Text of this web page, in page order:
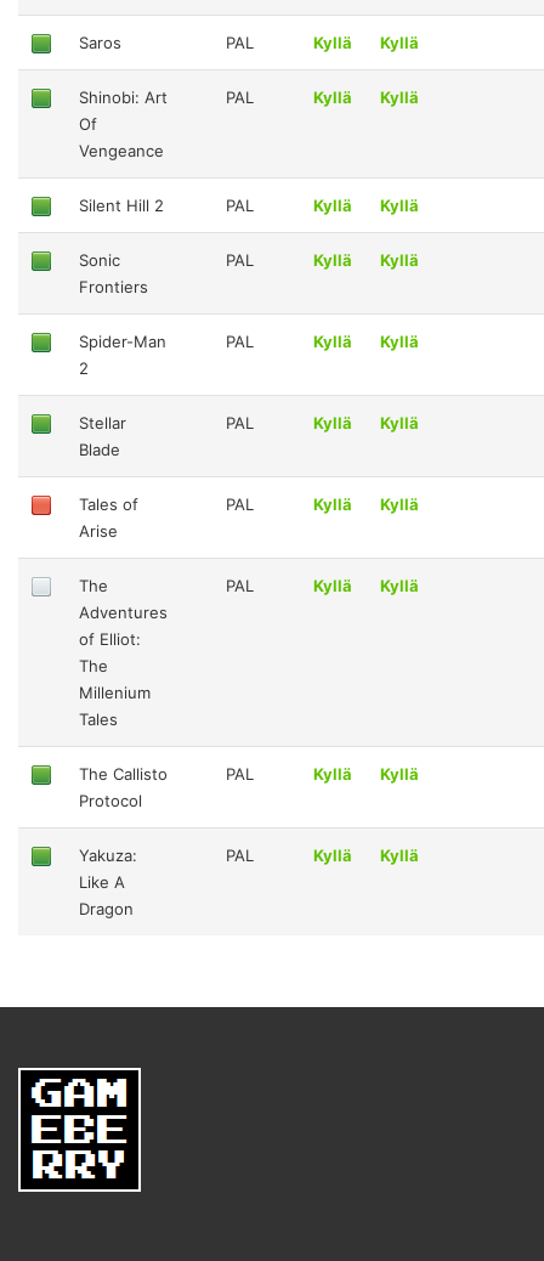
Saros PAL Kyllä Kyllä
Shinobi: Art
Of
Vengeance
PAL Kyllä Kyllä
Silent Hill 2 PAL Kyllä Kyllä
Sonic
Frontiers
PAL Kyllä Kyllä
Spider-Man
2
PAL Kyllä Kyllä
Stellar
Blade
PAL Kyllä Kyllä
Tales of
Arise
PAL Kyllä Kyllä
The
Adventures
of Elliot:
The
Millenium
Tales
PAL Kyllä Kyllä
The Callisto
Protocol
PAL Kyllä Kyllä
Yakuza:
Like A
Dragon
PAL Kyllä Kyllä